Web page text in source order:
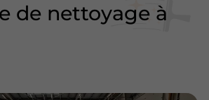
de nettoyage à